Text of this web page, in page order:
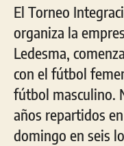
El Torneo
organiza la
Ledesma,
con el fútbol
fútbol masculino.
años repartidos
domingo en seis